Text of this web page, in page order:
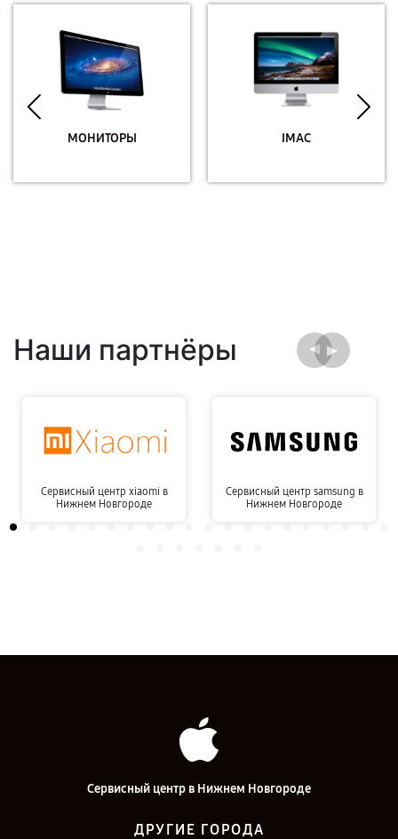
МОНИТОРЫ IMAC
Наши партнёры
Сервисный центр xiaomi в
Нижнем Новгороде
Сервисный центр samsung в
Нижнем Новгороде
Сервисный центр в Нижнем Новгороде
ДРУГИЕ ГОРОДА